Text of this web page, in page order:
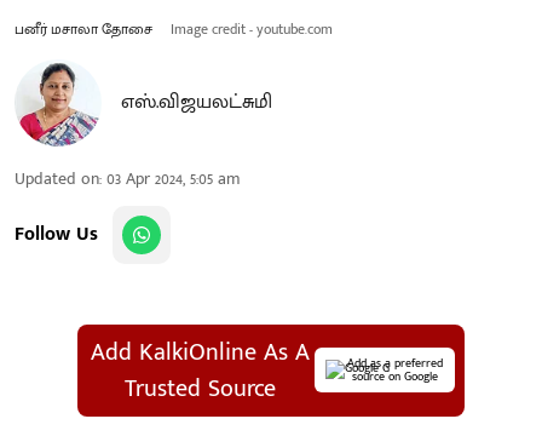
பனீர் மசாலா தோசை Image credit - youtube.com
எஸ்.விஜயலட்சுமி
Updated on:03 Apr 2024, 5:05 am
Follow Us
Add KalkiOnline As A
Trusted Source
Add as a preferred
source on Google